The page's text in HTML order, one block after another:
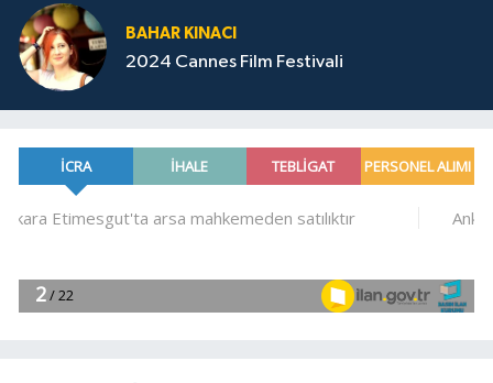
BAHAR KINACI
2024 Cannes Film Festivali